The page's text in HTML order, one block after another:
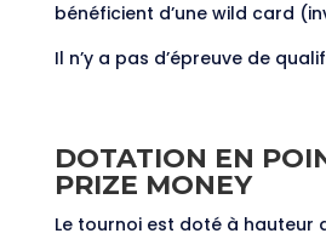
bénéficient d’une wild card
Il n’y a pas d’épreuve de
DOTATION EN
PRIZE MONEY
Le tournoi est doté à hauteur